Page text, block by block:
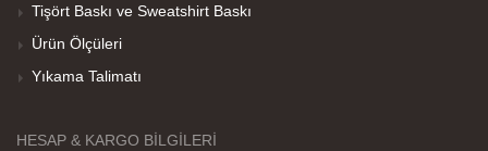
Her sey iyi ama baskı göründüğü gibi değil daha
soluk
Tişört Baskı ve Sweatshirt Baskı
Ürün Ölçüleri
Yıkama Talimatı
HESAP & KARGO BILGILERI